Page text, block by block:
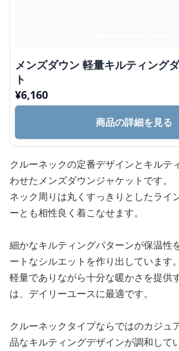
メンズダウン 軽量キルティング
ト
¥6,160
商品の詳細を見る
クルーネックの定番デザインとキルテ
わせたメンズダウンジャケットです。
ネック周りは丸くすっきりとしたライ
ーとも相性良く着こなせます。
細かなキルティングパターンが保温性
ートなシルエットを作り出しています。
軽量でありながら十分な暖かさを提供
は、デイリーユースに最適です。
クルーネックタイプならではのカジュ
品なキルティングデザインが調和して